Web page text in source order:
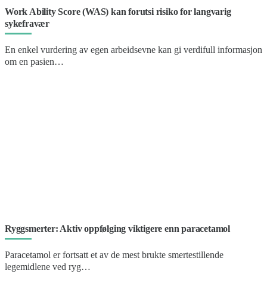
Work Ability Score (WAS) kan forutsi risiko for langvarig
sykefravær
En enkel vurdering av egen arbeidsevne kan gi verdifull informasjon
om en pasien…
Ryggsmerter: Aktiv oppfølging viktigere enn paracetamol
Paracetamol er fortsatt et av de mest brukte smertestillende
legemidlene ved ryg…